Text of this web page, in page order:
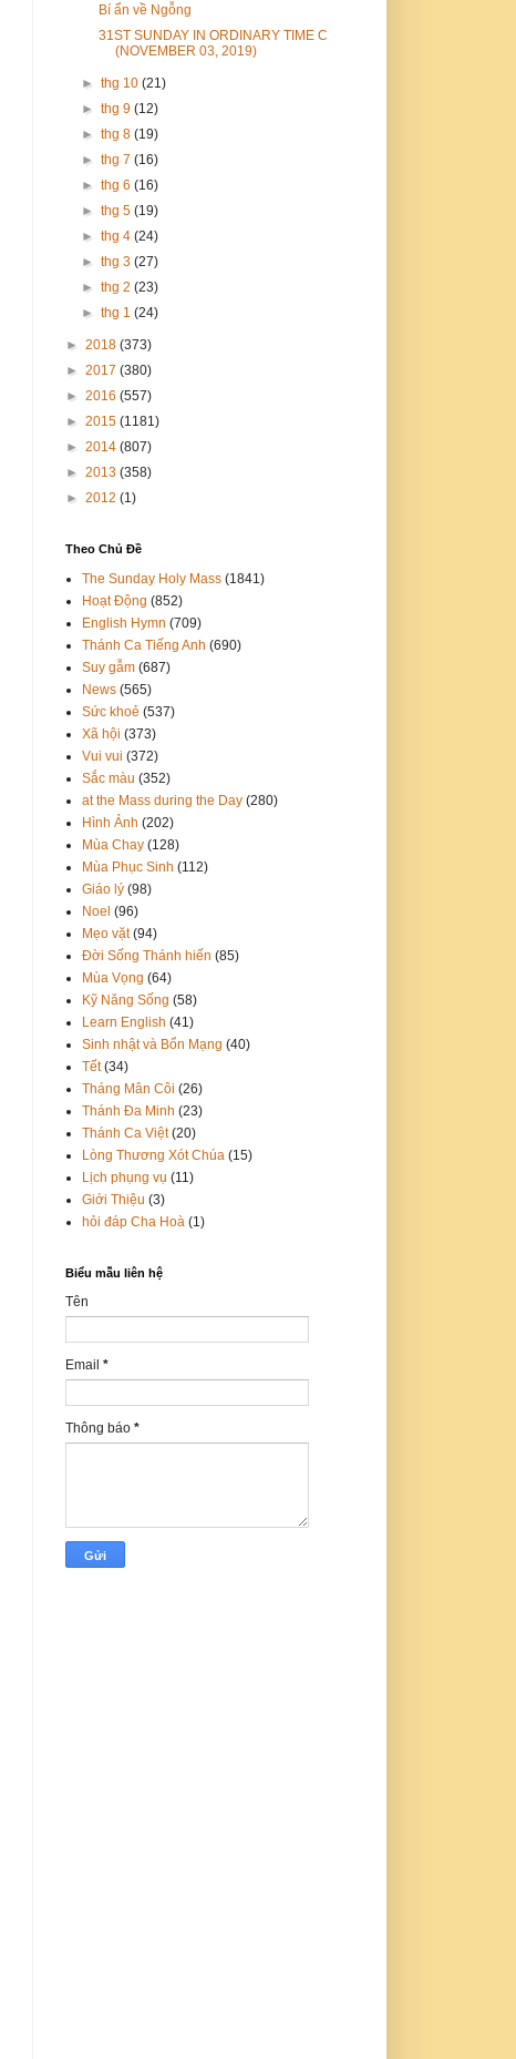
Bí ẩn về Ngỗng
31ST SUNDAY IN ORDINARY TIME C
(NOVEMBER 03, 2019)
►thg 10(21)
►thg 9(12)
►thg 8(19)
►thg 7(16)
►thg 6(16)
►thg 5(19)
►thg 4(24)
►thg 3(27)
►thg 2(23)
►thg 1(24)
► 2018 (373)
► 2017 (380)
► 2016 (557)
► 2015 (1181)
► 2014 (807)
► 2013 (358)
► 2012 (1)
Theo Chủ Đề
The Sunday Holy Mass (1841)
Hoạt Động (852)
English Hymn (709)
Thánh Ca Tiếng Anh (690)
Suy gẫm (687)
News (565)
Sức khoẻ (537)
Xã hội (373)
Vui vui (372)
Sắc màu (352)
at the Mass during the Day (280)
Hình Ảnh (202)
Mùa Chay (128)
Mùa Phục Sinh (112)
Giáo lý (98)
Noel (96)
Mẹo vặt (94)
Đời Sống Thánh hiến (85)
Mùa Vọng (64)
Kỹ Năng Sống (58)
Learn English (41)
Sinh nhật và Bổn Mạng (40)
Tết (34)
Tháng Mân Côi (26)
Thánh Đa Minh (23)
Thánh Ca Việt (20)
Lòng Thương Xót Chúa (15)
Lịch phụng vụ (11)
Giới Thiệu (3)
hỏi đáp Cha Hoà (1)
Biểu mẫu liên hệ
Tên
Email *
Thông báo *